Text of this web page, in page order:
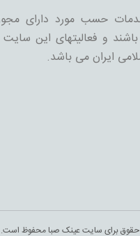
حسب مورد دارای
و فعالیتهای این سایت
ایران می باشد.
حقوق برای سایت عینک صبا محفوظ است.